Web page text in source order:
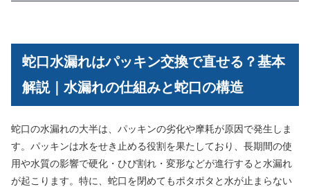
蛇口水漏れはパッキン交換で直せる？基本
解説｜水漏れの仕組みと蛇口の構造
蛇口の水漏れの大半は、パッキンの劣化や摩耗が原因で発生しま
す。パッキンは水をせき止める役割を果たしており、長期間の使
用や水質の影響で硬化・ひび割れ・変形などが進行すると水漏れ
が起こります。特に、蛇口を閉めてもポタポタと水が止まらない